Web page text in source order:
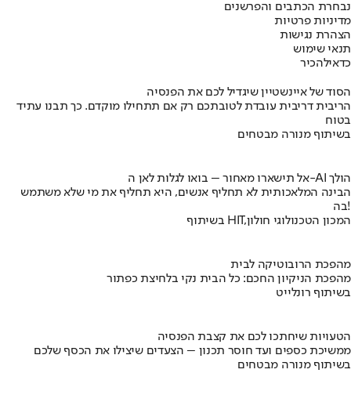
נבחרת הכתבים והפרשנים
מדיניות פרטיות
הצהרת נגישות
תנאי שימוש
כדאילהכיר
הסוד של איינשטיין שיגדיל לכם את הפנסיה
הריבית דריבית עובדת לטובתכם רק אם תתחילו מוקדם. כך תבנו עתיד
בטוח
בשיתוף מנורה מבטחים
אל תישארו מאחור – בואו לגלות לאן ה-AI הולך
הבינה המלאכותית לא תחליף אנשים, היא תחליף את מי שלא משתמש
בה!
בשיתוף HIT,המכון הטכנולוגי חולון
מהפכת הרובוטיקה לבית
מהפכת הניקיון החכם: כל הבית נקי בלחיצת כפתור
בשיתוף רונלייט
הטעויות שיחתכו לכם את קצבת הפנסיה
ממשיכת כספים ועד חוסר תכנון – הצעדים שיצילו את הכסף שלכם
בשיתוף מנורה מבטחים